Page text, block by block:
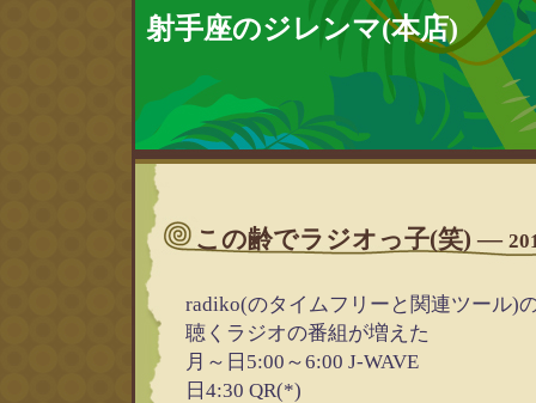
射手座のジレンマ(本店)
この齢でラジオっ子(笑) ―
radiko(のタイムフリーと関連ツール)
聴くラジオの番組が増えた
月～日5:00～6:00 J-WAVE
日4:30 QR(*)